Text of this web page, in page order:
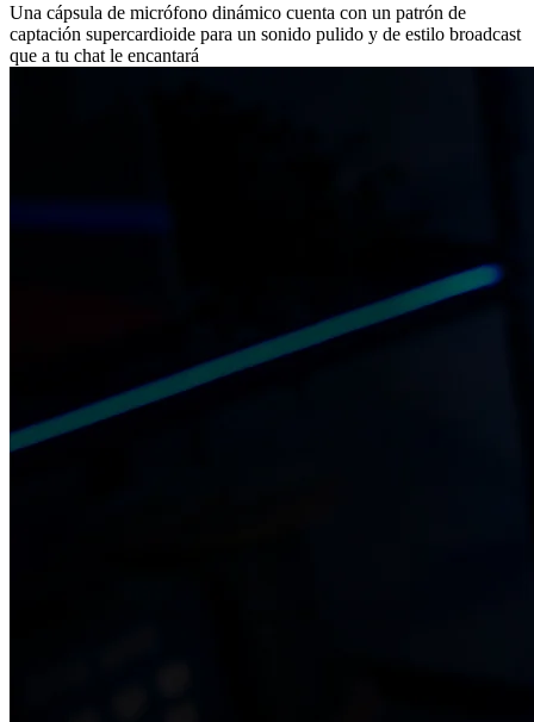
Una cápsula de micrófono dinámico cuenta con un patrón de
captación supercardioide para un sonido pulido y de estilo broadcast
que a tu chat le encantará